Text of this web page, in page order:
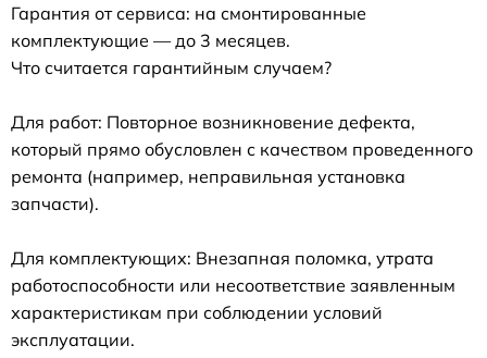
Гарантия от сервиса: на смонтированные
комплектующие — до 3 месяцев.
Что считается гарантийным случаем?
Для работ: Повторное возникновение дефекта,
который прямо обусловлен с качеством проведенного
ремонта (например, неправильная установка
запчасти).
Для комплектующих: Внезапная поломка, утрата
работоспособности или несоответствие заявленным
характеристикам при соблюдении условий
эксплуатации.